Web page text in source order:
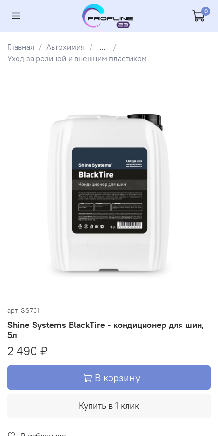
0
Главная Автохимия
...
Уход за резиной и внешним пластиком
арт. SS731
Shine Systems BlackTire - кондиционер для шин,
5л
2 490 ₽
В корзину
Купить в 1 клик